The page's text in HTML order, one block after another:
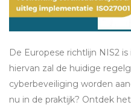
De Europese richtlijn NIS2
hiervan zal de huidige
cyberbeveiliging worden
nu in de praktijk? Ontdek